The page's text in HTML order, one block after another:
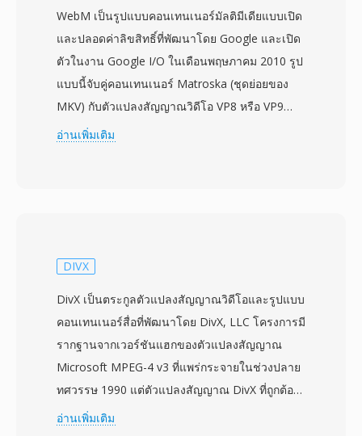
WebM เป็นรูปแบบคอนเทนเนอร์มัลติมีเดียแบบเปิด
และปลอดค่าลิขสิทธิ์ที่พัฒนาโดย Google และเปิด
ตัวในงาน Google I/O ในเดือนพฤษภาคม 2010 รูป
แบบนี้จับคู่คอนเทนเนอร์ Matroska (ชุดย่อยของ
MKV) กับตัวแปลงสัญญาณวิดีโอ VP8 หรือ VP9
และตัวแปลงสัญญาณเสียง Vorbis หรือ Opus สร้าง
เว็บเปิด คอนเทนเนอร์ WebM สืบทอดโครงสร้าง
จำกัดไว้เฉพาะโปรไฟล์ที่ปรับให้เหมาะกับเว็บ ทำให้
แยกวิเคราะห์ได้รวดเร็วและใช้งานในเบราว์เซอร์
ได้เบา WebM กับ VP9 ให้ประสิทธิภาพการบีบอัดที่
HEVC ทำให้สามารถส่งวิดีโอคุณภาพสูงที่แบนด์วิดท์
ที่ลดลงได้จริง เว็บเบราว์เซอร์หลัก ได้แก่ Chrome,
อ่านเพิ่มเติม
DIVX
DivX เป็นตระกูลตัวแปลงสัญญาณวิดีโอและรูปแบบ
คอนเทนเนอร์สื่อที่พัฒนาโดย DivX, LLC โครงการมี
รากฐานจากเวอร์ชันแฮกของตัวแปลงสัญญาณ
Microsoft MPEG-4 v3 ที่แพร่กระจายในช่วงปลาย
ทศวรรษ 1990 แต่ตัวแปลงสัญญาณ DivX ที่ถูกต้อง
ตามกฎหมายเปิดตัวในเดือนมกราคม 2001 เป็น
อ่านเพิ่มเติม